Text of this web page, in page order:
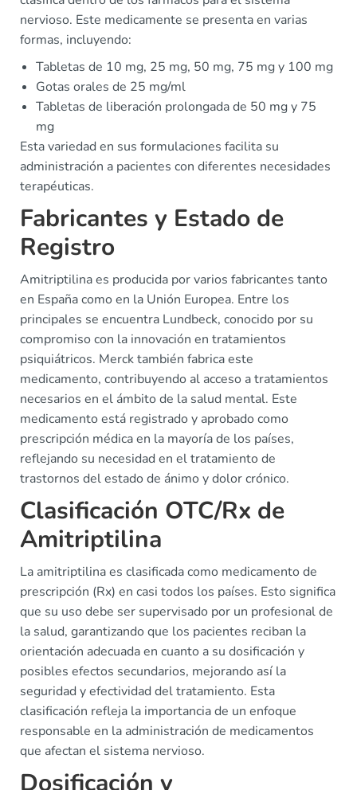
nervioso. Este medicamente se presenta en varias
formas, incluyendo:
Tabletas de 10 mg, 25 mg, 50 mg, 75 mg y 100 mg
Gotas orales de 25 mg/ml
Tabletas de liberación prolongada de 50 mg y 75
mg
Esta variedad en sus formulaciones facilita su
administración a pacientes con diferentes necesidades
terapéuticas.
Fabricantes y Estado de
Registro
Amitriptilina es producida por varios fabricantes tanto
en España como en la Unión Europea. Entre los
principales se encuentra Lundbeck, conocido por su
compromiso con la innovación en tratamientos
psiquiátricos. Merck también fabrica este
medicamento, contribuyendo al acceso a tratamientos
necesarios en el ámbito de la salud mental. Este
medicamento está registrado y aprobado como
prescripción médica en la mayoría de los países,
reflejando su necesidad en el tratamiento de
trastornos del estado de ánimo y dolor crónico.
Clasificación OTC/Rx de
Amitriptilina
La amitriptilina es clasificada como medicamento de
prescripción (Rx) en casi todos los países. Esto significa
que su uso debe ser supervisado por un profesional de
la salud, garantizando que los pacientes reciban la
orientación adecuada en cuanto a su dosificación y
posibles efectos secundarios, mejorando así la
seguridad y efectividad del tratamiento. Esta
clasificación refleja la importancia de un enfoque
responsable en la administración de medicamentos
que afectan el sistema nervioso.
Dosificación y